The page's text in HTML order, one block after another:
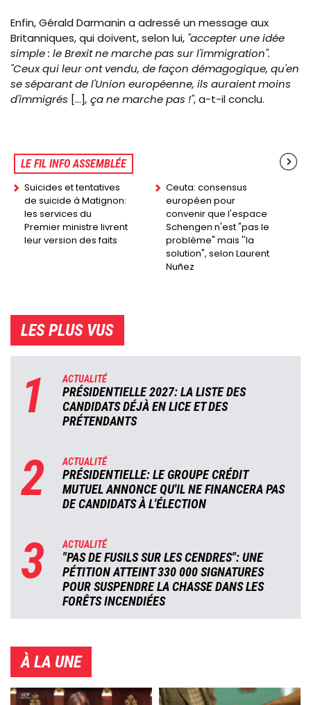
Enfin, Gérald Darmanin a adressé un message aux
Britanniques, qui doivent, selon lui, "accepter une idée
simple : le Brexit ne marche pas sur l'immigration".
"Ceux qui leur ont vendu, de façon démagogique, qu'en
se séparant de l'Union européenne, ils auraient moins
d'immigrés [...], ça ne marche pas !", a-t-il conclu.
LE FIL INFO ASSEMBLÉE
Suicides et tentatives
de suicide à Matignon:
les services du
Premier ministre livrent
leur version des faits
Ceuta: consensus
européen pour
convenir que l'espace
Schengen n'est "pas le
problème" mais ''la
solution", selon Laurent
Nuñez
LES PLUS VUS
1 ACTUALITÉ
PRÉSIDENTIELLE 2027: LA LISTE DES
CANDIDATS DÉJÀ EN LICE ET DES
PRÉTENDANTS
2 ACTUALITÉ
PRÉSIDENTIELLE: LE GROUPE CRÉDIT
MUTUEL ANNONCE QU'IL NE FINANCERA PAS
DE CANDIDATS À L'ÉLECTION
3 ACTUALITÉ
"PAS DE FUSILS SUR LES CENDRES": UNE
PÉTITION ATTEINT 330 000 SIGNATURES
POUR SUSPENDRE LA CHASSE DANS LES
FORÊTS INCENDIÉES
À LA UNE
Image Image